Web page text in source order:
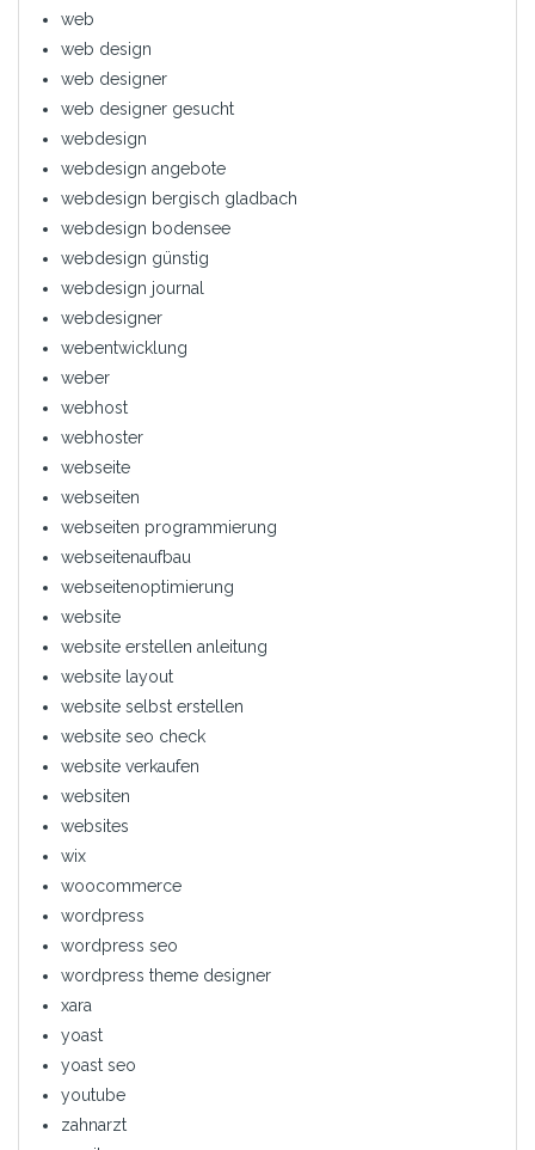
web
web design
web designer
web designer gesucht
webdesign
webdesign angebote
webdesign bergisch gladbach
webdesign bodensee
webdesign günstig
webdesign journal
webdesigner
webentwicklung
weber
webhost
webhoster
webseite
webseiten
webseiten programmierung
webseitenaufbau
webseitenoptimierung
website
website erstellen anleitung
website layout
website selbst erstellen
website seo check
website verkaufen
websiten
websites
wix
woocommerce
wordpress
wordpress seo
wordpress theme designer
xara
yoast
yoast seo
youtube
zahnarzt